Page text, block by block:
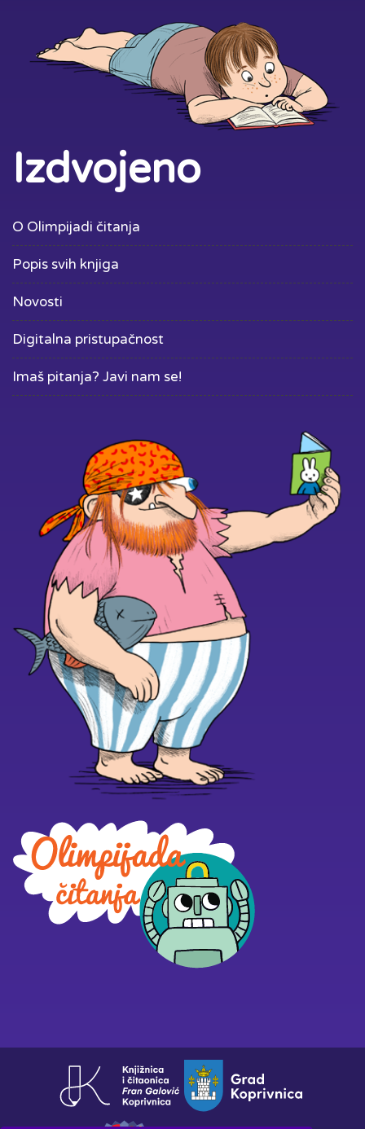
Izdvojeno
O Olimpijadi čitanja
Popis svih knjiga
Novosti
Digitalna pristupačnost
Imaš pitanja? Javi nam se!